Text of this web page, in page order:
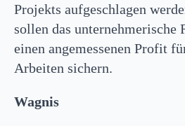
Projekts aufgeschlagen
sollen das unternehmerische
einen angemessenen Profit
Arbeiten sichern.
Wagnis